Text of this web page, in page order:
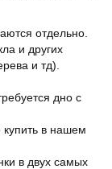
отдельно.
и других
и тд).
дно с
купить в нашем
в двух самых